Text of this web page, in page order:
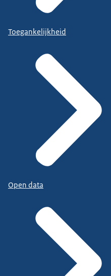
Toegankelijkheid
Open data